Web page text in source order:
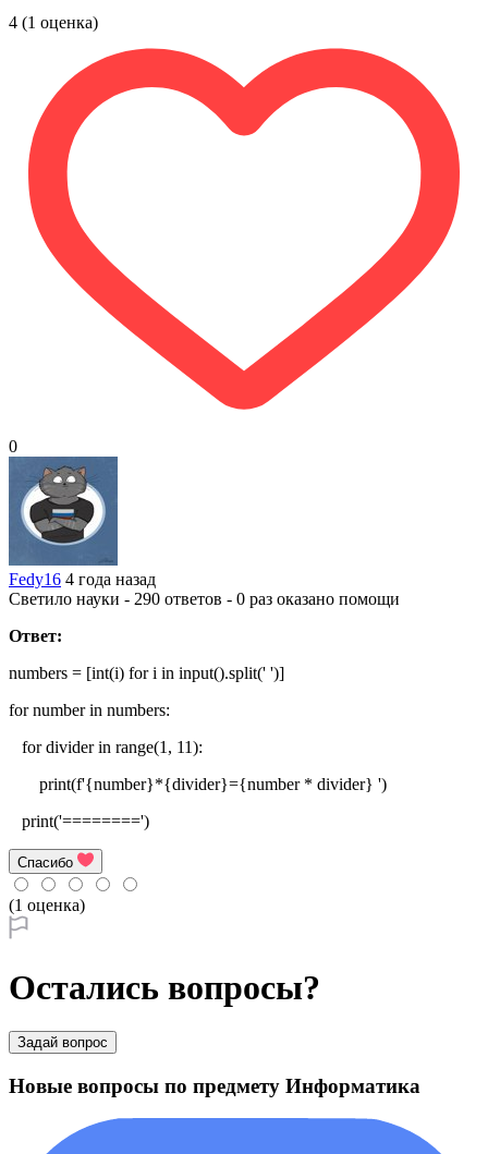
4 (1 оценка)
0
Fedy16 4 года назад
Светило науки - 290 ответов - 0 раз оказано помощи
Ответ:
numbers = [int(i) for i in input().split(' ')]
for number in numbers:
for divider in range(1, 11):
print(f'{number}*{divider}={number * divider} ')
print('========')
Спасибо
(1 оценка)
Остались вопросы?
Задай вопрос
Новые вопросы по предмету Информатика